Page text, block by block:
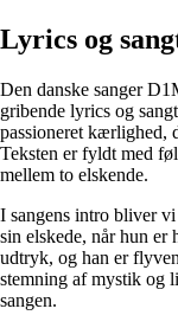
Lyrics og
Den danske sanger
gribende lyrics og
passioneret kærlighed,
Teksten er fyldt med
mellem to elskende.
I sangens intro bliver
sin elskede, når hun er
udtryk, og han er
stemning af mystik og
sangen.